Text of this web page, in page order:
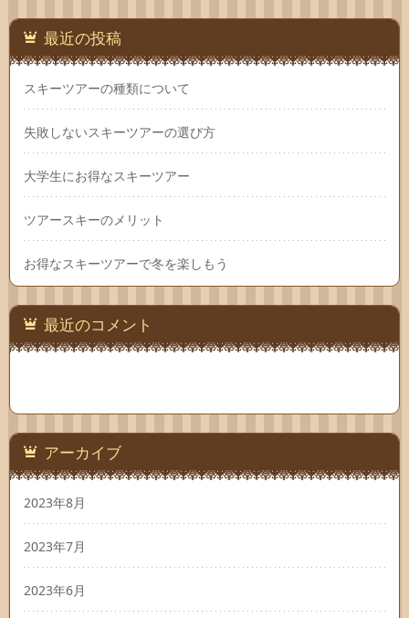
最近の投稿
スキーツアーの種類について
失敗しないスキーツアーの選び方
大学生にお得なスキーツアー
ツアースキーのメリット
お得なスキーツアーで冬を楽しもう
最近のコメント
アーカイブ
2023年8月
2023年7月
2023年6月